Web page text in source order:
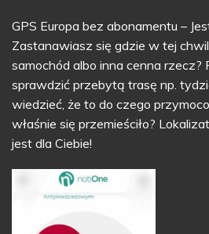
GPS Europa bez abonamentu –
Zastanawiasz się gdzie w tej
samochód albo inna cenna rzecz?
sprawdzić przebytą trasę np.
wiedzieć, że to do czego
właśnie się przemieściło?
jest dla Ciebie!